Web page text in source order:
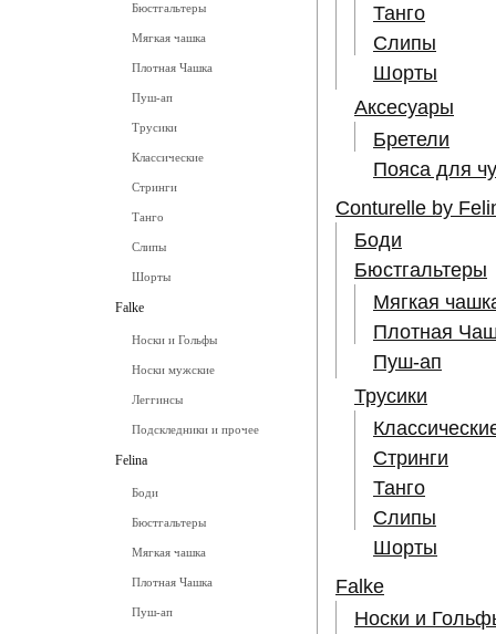
Бюстгальтеры
Мягкая чашка
Плотная Чашка
Пуш-ап
Трусики
Классические
Стринги
Танго
Слипы
Шорты
Falke
Носки и Гольфы
Носки мужские
Леггинсы
Подскледники и прочее
Felina
Боди
Бюстгальтеры
Мягкая чашка
Плотная Чашка
Пуш-ап
Танго
Слипы
Шорты
Аксесуары
Бретели
Пояса для
Conturelle by
Боди
Бюстгальтеры
Мягкая
Плотная
Пуш-ап
Трусики
Стринги
Танго
Слипы
Шорты
Falke
Носки и